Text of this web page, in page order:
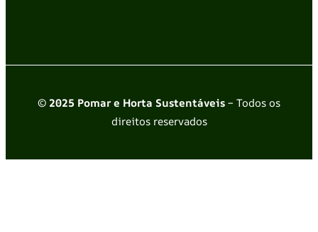
© 2025 Pomar e Horta Sustentáveis– Todos os
direitos reservados